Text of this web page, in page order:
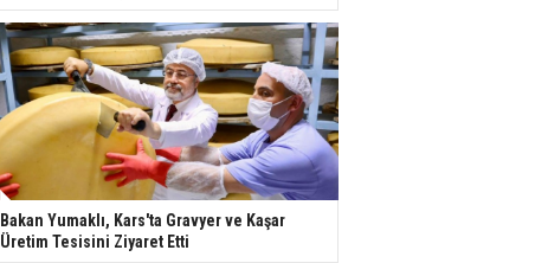
Bakan Yumaklı, Kars'ta Gravyer ve Kaşar
Üretim Tesisini Ziyaret Etti